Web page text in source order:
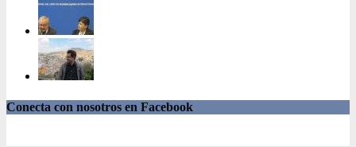
Conecta con nosotros en Facebook